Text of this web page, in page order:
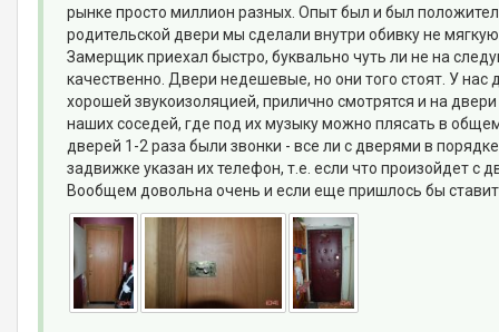
рынке просто миллион разных. Опыт был и был
родительской двери мы сделали внутри обивку не
Замерщик приехал быстро, буквально чуть ли не на
качественно. Двери недешевые, но они того стоят. У
хорошей звукоизоляцией, прилично смотрятся и на
наших соседей, где под их музыку можно плясать в
дверей 1-2 раза были звонки - все ли с дверями в
задвижке указан их телефон, т.е. если что произойдет
Вообщем довольна очень и если еще пришлось бы